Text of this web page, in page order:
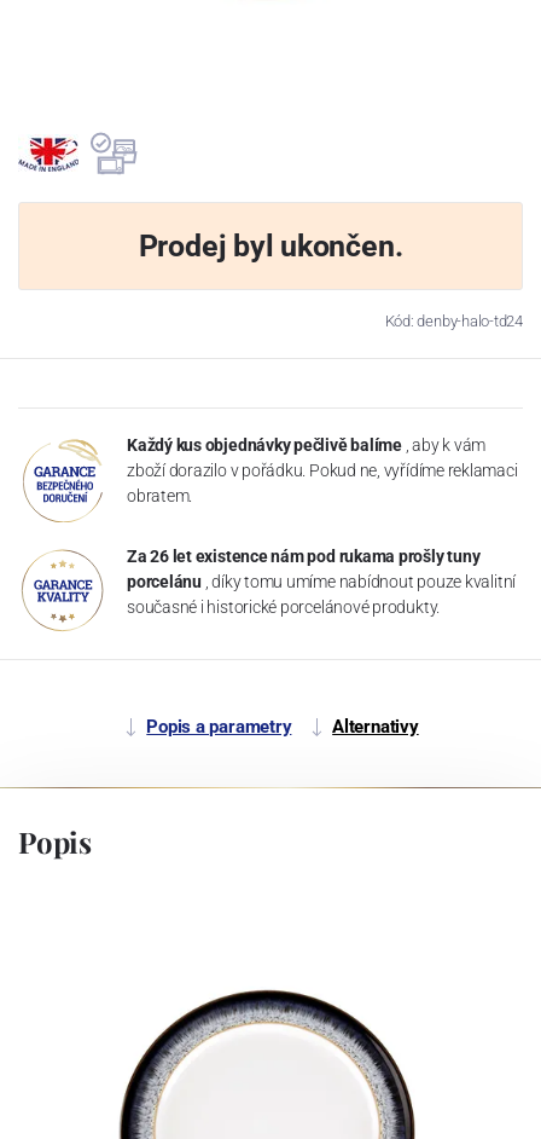
Prodej byl ukončen.
Kód: denby-halo-td24
Každý kus objednávky pečlivě balíme , aby k vám
zboží dorazilo v pořádku. Pokud ne, vyřídíme reklamaci
obratem.
Za 26 let existence nám pod rukama prošly tuny
porcelánu , díky tomu umíme nabídnout pouze kvalitní
současné i historické porcelánové produkty.
Popis a parametry Alternativy
Popis